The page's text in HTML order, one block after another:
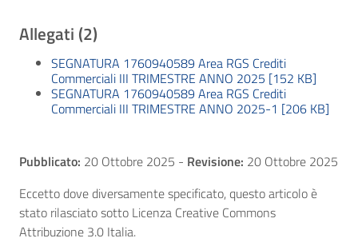
Allegati (2)
SEGNATURA 1760940589 Area RGS Crediti
Commerciali III TRIMESTRE ANNO 2025 [152 KB]
SEGNATURA 1760940589 Area RGS Crediti
Commerciali III TRIMESTRE ANNO 2025-1 [206 KB]
Pubblicato: 20 Ottobre 2025 - Revisione: 20 Ottobre 2025
Eccetto dove diversamente specificato, questo articolo è
stato rilasciato sotto Licenza Creative Commons
Attribuzione 3.0 Italia.